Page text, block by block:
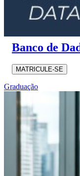
Banco de
MATRICULE-SE
Graduação